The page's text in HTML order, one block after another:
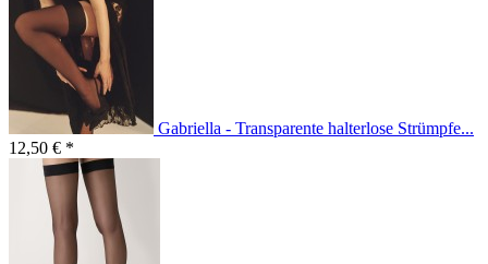
Gabriella - Transparente halterlose Strümpfe...
12,50 € *